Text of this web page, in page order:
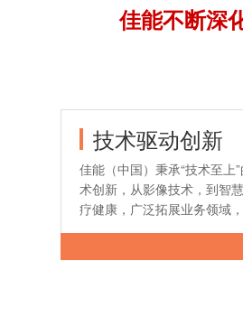
佳能不断深
技术驱动创新
佳能（中国）秉承“技术至上
术创新，从影像技术，到智
疗健康，广泛拓展业务领域